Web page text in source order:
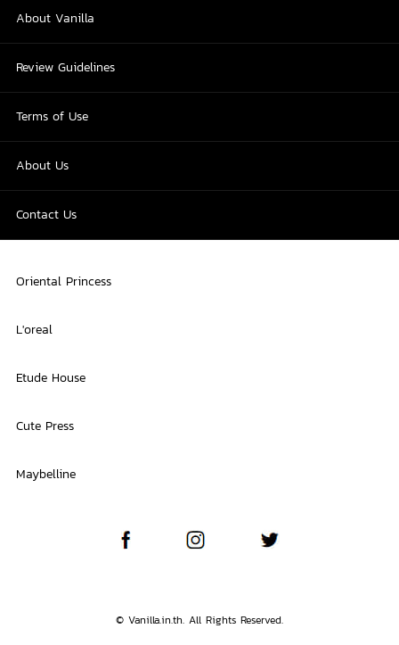
About Vanilla
Review Guidelines
Terms of Use
About Us
Contact Us
Oriental Princess
L'oreal
Etude House
Cute Press
Maybelline
© Vanilla.in.th. All Rights Reserved.